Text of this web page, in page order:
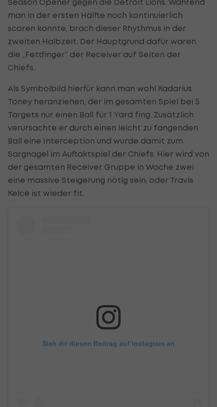
man in der ersten Hälfte noch kontinuierlich
scoren konnte, brach dieser Rhythmus in der
zweiten Halbzeit. Der Hauptgrund dafür waren
die „Fettfinger“ der Receiver auf Seiten der
Chiefs.
Als Symbolbild hierfür kann man wohl Kadarius
Toney heranziehen, der im gesamten Spiel bei 5
Targets nur einen Ball für 1 Yard fing. Zusätzlich
verursachte er durch einen leicht zu fangenden
Ball eine Interception und wurde damit zum
Sargnagel im Auftaktspiel der Chiefs. Hier wird von
der gesamten Receiver Gruppe in Woche zwei
eine massive Steigerung nötig sein, oder Travis
Kelce ist wieder fit.
Sieh dir diesen Beitrag auf Instagram an